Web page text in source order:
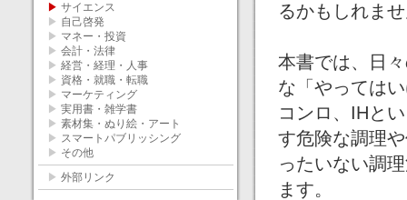
▶ サイエンス
▶ 自己啓発
▶ マネー・投資
▶ 会計・法律
▶ 経営・経理・人事
▶ 資格・就職・転職
▶ マーケティング
▶ 実用書・雑学書
▶ 素材集・ぬり絵・アート
▶ スマートパブリッシング
▶ その他
▶ 外部リンク
るかもしれま
本書では、日
な「やっては
コンロ、IHと
す危険な調理
ったいない調
ます。